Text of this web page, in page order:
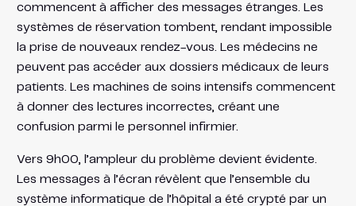
commencent à afficher des messages étranges. Les
systèmes de réservation tombent, rendant impossible
la prise de nouveaux rendez-vous. Les médecins ne
peuvent pas accéder aux dossiers médicaux de leurs
patients. Les machines de soins intensifs commencent
à donner des lectures incorrectes, créant une
confusion parmi le personnel infirmier.
Vers 9h00, l’ampleur du problème devient évidente.
Les messages à l’écran révèlent que l’ensemble du
système informatique de l’hôpital a été crypté par un